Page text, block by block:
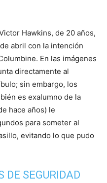
Hawkins, de 20 años,
abril con la intención
En las imágenes
directamente al
sin embargo, los
es exalumno de la
hace años) le
para someter al
evitando lo que pudo
SEGURIDAD